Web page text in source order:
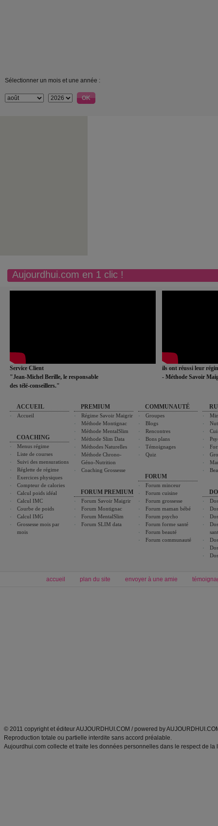
Sélectionner un mois et une année :
Aujourdhui.com en 1 clic !
Service Client
"Jean-Michel Berille, le responsable
des télé-conseillers."
ils ont réussi leur
- Méthode Savoir
ACCUEIL
Accueil
COACHING
Menus régime
Liste de courses
Suivi des mensurations
Réglette de régime
Exercices physiques
Compteur de calories
Calcul poids idéal
Calcul IMC
Courbe de poids
Calcul IMG
Grossesse mois par
mois
PREMIUM
Régime Savoir Maigrir
Méthode Montignac
Méthode MentalSlim
Méthode Slim Data
Méthodes Naturelles
Méthode Chrono-
Géno-Nutrition
Coaching Grossesse
FORUM PREMIUM
Forum Savoir Maigrir
Forum Montignac
Forum MentalSlim
Forum SLIM data
COMMUNAUTÉ
Groupes
Blogs
Rencontres
Bons plans
Témoignages
Quiz
FORUM
Forum minceur
Forum cuisine
Forum grossesse
Forum maman bébé
Forum psycho
Forum forme santé
Forum beauté
Forum communauté
accueil plan du site envoyer à une amie
© 2011 copyright et éditeur AUJOURDHUI.COM / powered by
Reproduction totale ou partielle interdite sans accord préalable.
Aujourdhui.com collecte et traite les données personnelles dans le respect de